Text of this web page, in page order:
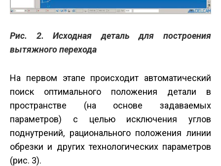
Рис. 2. Исходная деталь для построения
вытяжного перехода
На первом этапе происходит автоматический
поиск оптимального положения детали в
пространстве (на основе задаваемых
параметров) с целью исключения углов
поднутрений, рационального положения линии
обрезки и других технологических параметров
(рис. 3).